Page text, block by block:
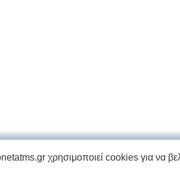
χρησιμοποιεί cookies για να